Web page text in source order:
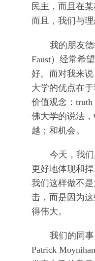
民主，而且在
而且，我们与理
我的朋友
Faust）经常希
好。而对我来
大学的优点在
价值观念：
佛大学的说法，
越；和机会。
今天，我
更好地体现和捍
我们这样做不
击，而是因为
得伟大。
我们的同
Patrick